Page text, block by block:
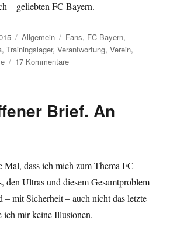
– geliebten FC Bayern.
Kategorien
Allgemein Schlagwörter
Fans, FC Bayern,
,Trainingslager,Verantwortung,Verein,
17 Kommentarezu
oder
Brief. An
Mal, dass ich mich zum Thema FC
den Ultras und diesem Gesamtproblem
– mit Sicherheit – auch nicht das letzte
ich mir keine Illusionen.